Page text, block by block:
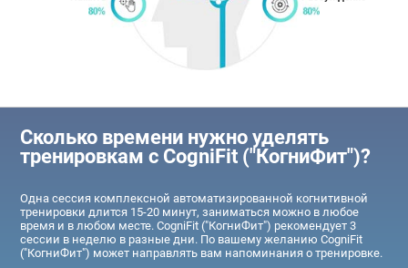
Сколько времени нужно уделять
тренировкам с CogniFit ("КогниФит")?
Одна сессия комплексной автоматизированной когнитивной
тренировки длится 15-20 минут, заниматься можно в любое
время и в любом месте. CogniFit ("КогниФит") рекомендует 3
сессии в неделю в разные дни. По вашему желанию CogniFit
("КогниФит") может направлять вам напоминания о тренировке.